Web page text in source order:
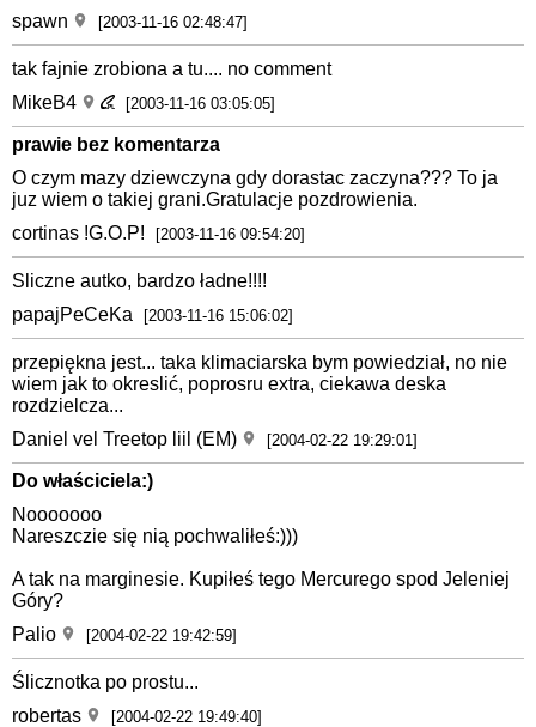
spawn [2003-11-16 02:48:47]
tak fajnie zrobiona a tu.... no comment
MikeB4
[2003-11-16 03:05:05]
prawie bez komentarza
O czym mazy dziewczyna gdy dorastac zaczyna??? To ja
juz wiem o takiej grani.Gratulacje pozdrowienia.
cortinas !G.O.P!
[2003-11-16 09:54:20]
Sliczne autko, bardzo ładne!!!!
papajPeCeKa
[2003-11-16 15:06:02]
przepiękna jest... taka klimaciarska bym powiedział, no nie
wiem jak to okreslić, poprosru extra, ciekawa deska
rozdzielcza...
Daniel vel Treetop liil (EM)
[2004-02-22 19:29:01]
Do właściciela:)
Nooooooo
Nareszczie się nią pochwaliłeś:)))
A tak na marginesie. Kupiłeś tego Mercurego spod Jeleniej
Góry?
Palio
[2004-02-22 19:42:59]
Ślicznotka po prostu...
robertas
[2004-02-22 19:49:40]